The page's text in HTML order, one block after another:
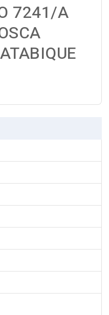
7241/A